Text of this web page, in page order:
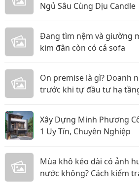
Ngủ Sâu Cùng Dịu Candle
Đang tìm nệm và giường
kim đân còn có cả sofa
On premise là gì? Doanh
trước khi tự đầu tư hạ
Xây Dựng Minh Phương
1 Uy Tín, Chuyên Nghiệp
Mùa khô kéo dài có ảnh
nước không? Cách kiểm